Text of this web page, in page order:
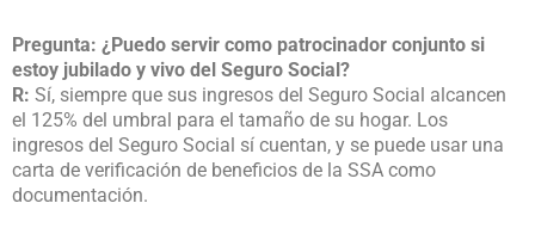
Pregunta: ¿Puedo servir como patrocinador conjunto si
estoy jubilado y vivo del Seguro Social?
R: Sí, siempre que sus ingresos del Seguro Social alcancen
el 125% del umbral para el tamaño de su hogar. Los
ingresos del Seguro Social sí cuentan, y se puede usar una
carta de verificación de beneficios de la SSA como
documentación.